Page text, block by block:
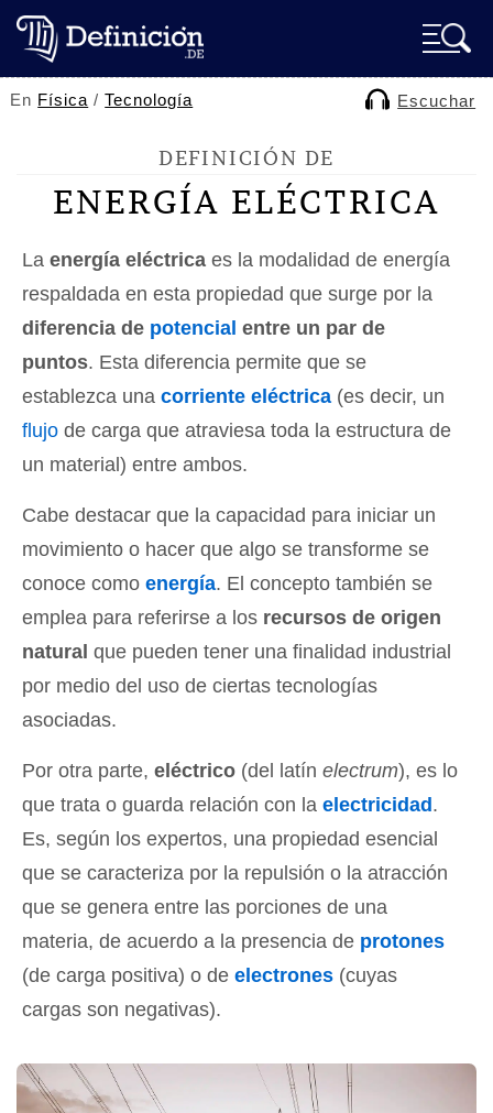
En Física /Tecnología Escuchar
DEFINICIÓN DE
ENERGÍA ELÉCTRICA
La energía eléctrica es la modalidad de energía
respaldada en esta propiedad que surge por la
diferencia de potencial entre un par de
puntos. Esta diferencia permite que se
establezca una corriente eléctrica (es decir, un
flujo de carga que atraviesa toda la estructura de
un material) entre ambos.
Cabe destacar que la capacidad para iniciar un
movimiento o hacer que algo se transforme se
conoce como energía. El concepto también se
emplea para referirse a los recursos de origen
natural que pueden tener una finalidad industrial
por medio del uso de ciertas tecnologías
asociadas.
Por otra parte, eléctrico (del latín electrum), es lo
que trata o guarda relación con la electricidad .
Es, según los expertos, una propiedad esencial
que se caracteriza por la repulsión o la atracción
que se genera entre las porciones de una
materia, de acuerdo a la presencia de protones
(de carga positiva) o de electrones (cuyas
cargas son negativas).